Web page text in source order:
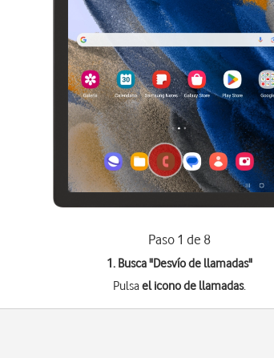
Paso 1 de 8
1. Busca "Desvío de llamadas"
Pulsael icono de llamadas.